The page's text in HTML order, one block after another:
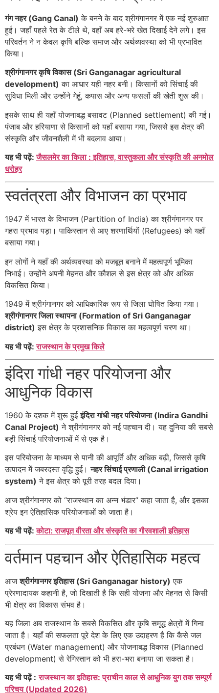
गंग नहर (Gang Canal) के बनने के बाद श्रीगंगानगर में एक नई शुरुआत
हुई। जहाँ पहले रेत के टीले थे, वहाँ अब हरे-भरे खेत दिखाई देने लगे। इस
परिवर्तन ने न केवल कृषि बल्कि समाज और अर्थव्यवस्था को भी प्रभावित
किया।
श्रीगंगानगर कृषि विकास (Sri Ganganagar agricultural
development) का आधार यही नहर बनी। किसानों को सिंचाई की
सुविधा मिली और उन्होंने गेहूं, कपास और अन्य फसलों की खेती शुरू की।
इसके साथ ही यहाँ योजनाबद्ध बसावट (Planned settlement) की गई।
पंजाब और हरियाणा से किसानों को यहाँ बसाया गया, जिससे इस क्षेत्र की
संस्कृति और जीवनशैली में भी बदलाव आया।
यह भी पढ़ें:जैसलमेर का किला : इतिहास, वास्तुकला और संस्कृति की अनमोल
धरोहर
स्वतंत्रता और विभाजन का प्रभाव
1947 में भारत के विभाजन (Partition of India) का श्रीगंगानगर पर
गहरा प्रभाव पड़ा। पाकिस्तान से आए शरणार्थियों (Refugees) को यहाँ
बसाया गया।
इन लोगों ने यहाँ की अर्थव्यवस्था को मजबूत बनाने में महत्वपूर्ण भूमिका
निभाई। उन्होंने अपनी मेहनत और कौशल से इस क्षेत्र को और अधिक
विकसित किया।
1949 में श्रीगंगानगर को आधिकारिक रूप से जिला घोषित किया गया।
श्रीगंगानगर जिला स्थापना (Formation of Sri Ganganagar
district) इस क्षेत्र के प्रशासनिक विकास का महत्वपूर्ण चरण था।
यह भी पढ़ें:राजस्थान के प्रमुख किले
इंदिरा गांधी नहर परियोजना और
आधुनिक विकास
1960 के दशक में शुरू हुईइंदिरा गांधी नहर परियोजना (Indira Gandhi
Canal Project) ने श्रीगंगानगर को नई पहचान दी। यह दुनिया की सबसे
बड़ी सिंचाई परियोजनाओं में से एक है।
इस परियोजना के माध्यम से पानी की आपूर्ति और अधिक बढ़ी, जिससे कृषि
उत्पादन में जबरदस्त वृद्धि हुई।नहर सिंचाई प्रणाली (Canal irrigation
system) ने इस क्षेत्र को पूरी तरह बदल दिया।
आज श्रीगंगानगर को “राजस्थान का अन्न भंडार” कहा जाता है, और इसका
श्रेय इन ऐतिहासिक परियोजनाओं को जाता है।
यह भी पढ़ें:कोटा: राजपूत वीरता और संस्कृति का गौरवशाली इतिहास
वर्तमान पहचान और ऐतिहासिक महत्व
आजश्रीगंगानगर इतिहास (Sri Ganganagar history) एक
प्रेरणादायक कहानी है, जो दिखाती है कि सही योजना और मेहनत से किसी
भी क्षेत्र का विकास संभव है।
यह जिला अब राजस्थान के सबसे विकसित और कृषि समृद्ध क्षेत्रों में गिना
जाता है। यहाँ की सफलता पूरे देश के लिए एक उदाहरण है कि कैसे जल
प्रबंधन (Water management) और योजनाबद्ध विकास (Planned
development) से रेगिस्तान को भी हरा-भरा बनाया जा सकता है।
यह भी पढ़ें : राजस्थान का इतिहास: प्राचीन काल से आधुनिक युग तक सम्पूर्ण
परिचय (Updated 2026)